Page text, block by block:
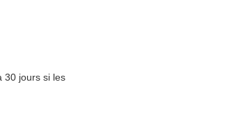
30 jours si les